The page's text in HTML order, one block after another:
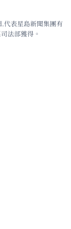
表星島新聞集團有
法部獲得。